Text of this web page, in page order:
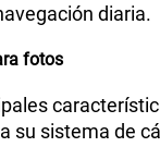
diaria.
fotos
su sistema de